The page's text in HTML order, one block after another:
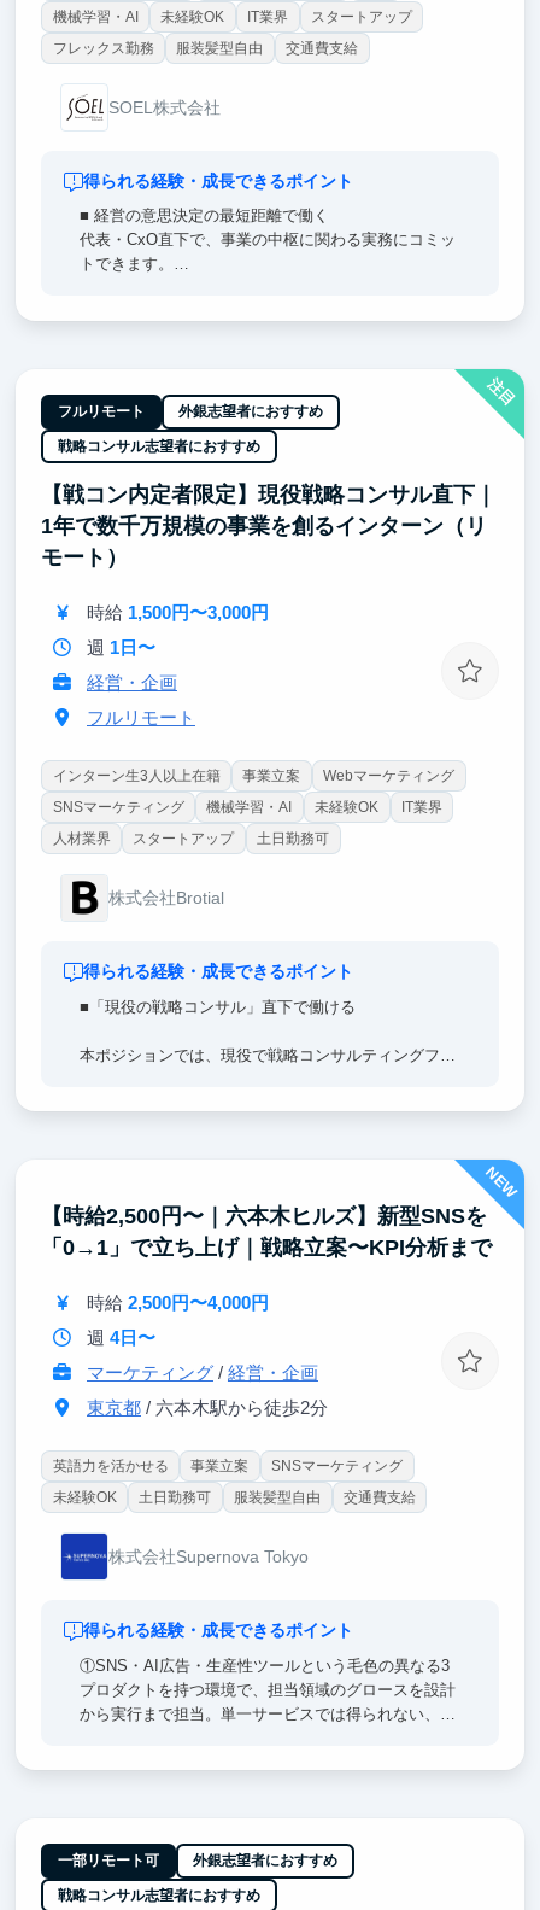
機械学習・AI 未経験OK IT業界
スタートアップ
フレックス勤務
服装髪型自由 交通費支給
SOEL株式会社
得られる経験・成長できるポイント
■ 経営の意思決定の最短距離で働く
代表・CxO直下で、事業の中枢に関わる実務にコミッ
トできます。
オウンドメディアといった実事業に実装するところま
で経験できます。
■ 「届ける力」を磨く（戦略広報トラック）
飲食・観光という、人の生活を華やがせる領域の価値
を言語化し、記事・SNS・PRとして世に出すまでを
一気通貫で経験できます。
注目
フルリモート 外銀志望者におすすめ
戦略コンサル志望者におすすめ
【戦コン内定者限定】現役戦略コンサル直下｜
1年で数千万規模の事業を創るインターン（リ
モート）
時給 1,500円〜3,000円
週 1日〜
経営・企画
フルリモート
インターン生3人以上在籍 事業立案
Webマーケティング
SNSマーケティング
機械学習・AI 未経験OK
IT業界
人材業界
スタートアップ 土日勤務可
株式会社Brotial
得られる経験・成長できるポイント
■「現役の戦略コンサル」直下で働ける
本ポジションでは、現役で戦略コンサルティングファ
思決定するか」を、隣で見て・任されながら学べる環
境です。
■「最新のAIを活用した仕事術」を学べる
弊社では、最新の生成AIを業務の中核に据えていま
す。
リサーチ・資料作成・検証のサイクルを、AIと共創し
「これからの時代の仕事の進め方」そのものを、実務
を通じて身につけていただけます。
NEW
【時給2,500円〜｜六本木ヒルズ】新型SNSを
「0→1」で立ち上げ｜戦略立案〜KPI分析まで
時給 2,500円〜4,000円
週 4日〜
マーケティング/ 経営・企画
東京都/ 六本木駅から徒歩2分
英語力を活かせる 事業立案
SNSマーケティング
未経験OK
土日勤務可 服装髪型自由 交通費支給
株式会社Supernova Tokyo
得られる経験・成長できるポイント
①SNS・AI広告・生産性ツールという毛色の異なる3
プロダクトを持つ環境で、担当領域のグロースを設計
から実行まで担当。単一サービスでは得られない、汎
す。
一部リモート可 外銀志望者におすすめ
戦略コンサル志望者におすすめ